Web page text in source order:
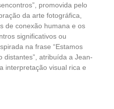
promovida pelo
da arte fotográfica,
de conexão humana e os
significativos ou
na frase “Estamos
distantes”, atribuída a Jean-
interpretação visual rica e